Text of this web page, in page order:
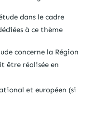
dans le cadre
à ce thème
concerne la Région
être réalisée en
et européen (si